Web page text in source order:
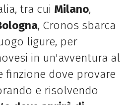
tra cui Milano,
, Cronos sbarca
ligure, per
in un'avventura al
finzione dove provare
e risolvendo